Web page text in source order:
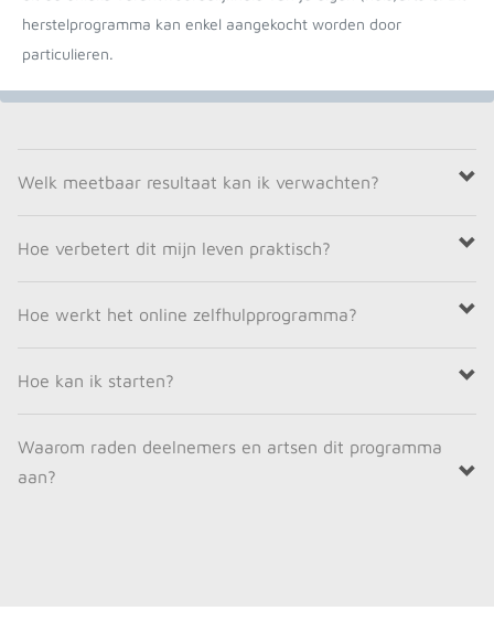
herstelprogramma kan enkel aangekocht worden door
particulieren.
Welk meetbaar resultaat kan ik verwachten?
Hoe verbetert dit mijn leven praktisch?
Hoe werkt het online zelfhulpprogramma?
Hoe kan ik starten?
Waarom raden deelnemers en artsen dit programma
aan?